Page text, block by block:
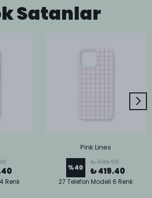
Satanlar
Renk
Pink Lines
%40
₺ 699.00
₺ 419.40
27 Telefon Modeli 6 Renk